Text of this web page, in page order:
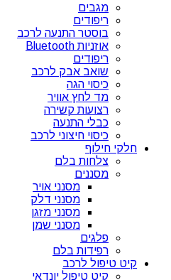
מגבים
ריפודים
בוסטר התנעה לרכב
אוזניות Bluetooth
ריפודים
שואב אבק לרכב
כיסוי הגה
מד לחץ אוויר
רצועות קשירה
כבלי התנעה
כיסוי חיצוני לרכב
חלקי חילוף
צלחות בלם
מסננים
מסנני אויר
מסנני דלק
מסנני מזגן
מסנני שמן
פלגים
רפידות בלם
קיט טיפול לרכב
קיט טיפול יונדאי